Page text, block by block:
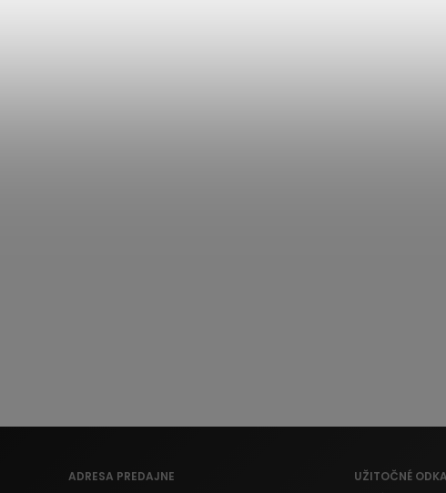
ADRESA PREDAJNE UŽITOČNÉ